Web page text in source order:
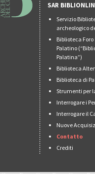
SAR
Servizio
archeologico
Biblioteca
Palatino
Palatina”)
Biblioteca
Biblioteca di
Strumenti per
Interrogare i
Interrogare il
Nuove
Contatto
Crediti